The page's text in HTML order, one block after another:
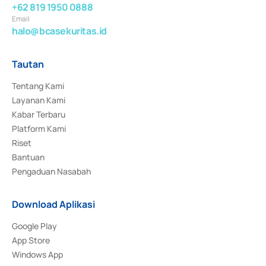
+62 819 1950 0888
Email
halo@bcasekuritas.id
Tautan
Tentang Kami
Layanan Kami
Kabar Terbaru
Platform Kami
Riset
Bantuan
Pengaduan Nasabah
Download Aplikasi
Google Play
App Store
Windows App